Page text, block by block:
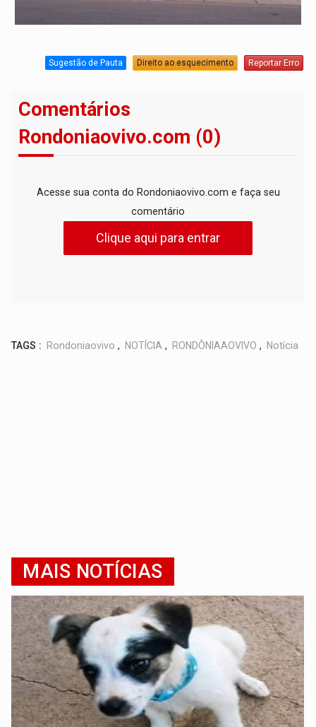
Sugestão de Pauta Direito ao esquecimento Reportar Erro
Comentários
Rondoniaovivo.com (0)
Acesse sua conta do Rondoniaovivo.com e faça seu
comentário
Clique aqui para entrar
TAGS : Rondoniaovivo , NOTÍCIA , RONDÔNIAAOVIVO , Notícia
MAIS NOTÍCIAS